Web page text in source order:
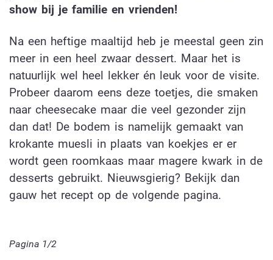
show bij je familie en vrienden!
Na een heftige maaltijd heb je meestal geen zin
meer in een heel zwaar dessert. Maar het is
natuurlijk wel heel lekker én leuk voor de visite.
Probeer daarom eens deze toetjes, die smaken
naar cheesecake maar die veel gezonder zijn
dan dat! De bodem is namelijk gemaakt van
krokante muesli in plaats van koekjes er er
wordt geen roomkaas maar magere kwark in de
desserts gebruikt. Nieuwsgierig? Bekijk dan
gauw het recept op de volgende pagina.
Pagina 1/2